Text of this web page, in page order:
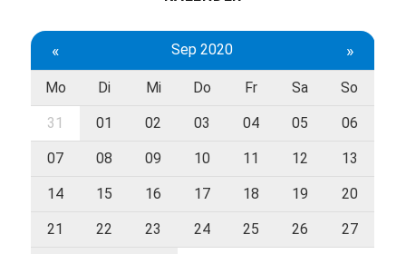
« Sep 2020 »
Mo Di Mi Do Fr Sa So
31 01 02 03 04 05 06
07 08 09 10 11 12 13
14 15 16 17 18 19 20
21 22 23 24 25 26 27